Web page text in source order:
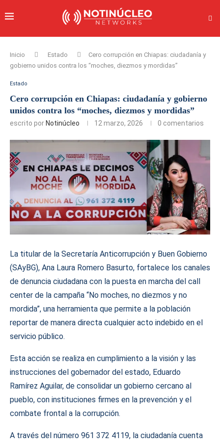
Inicio Estado
Cero corrupción en Chiapas: ciudadanía y
gobierno unidos contra los “moches, diezmos y mordidas”
Estado
Cero corrupción en Chiapas: ciudadanía y gobierno
unidos contra los “moches, diezmos y mordidas”
escrito por Notinúcleo 12 marzo, 2026 0 comentarios
La titular de la Secretaría Anticorrupción y Buen Gobierno
(SAyBG), Ana Laura Romero Basurto, fortalece los canales
de denuncia ciudadana con la puesta en marcha del call
center de la campaña “No moches, no diezmos y no
mordida”, una herramienta que permite a la población
reportar de manera directa cualquier acto indebido en el
servicio público.
Esta acción se realiza en cumplimiento a la visión y las
instrucciones del gobernador del estado, Eduardo
Ramírez Aguilar, de consolidar un gobierno cercano al
pueblo, con instituciones firmes en la prevención y el
combate frontal a la corrupción.
A través del número 961 372 4119, la ciudadanía cuenta